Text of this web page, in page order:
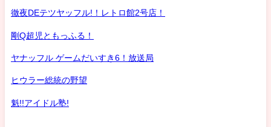
徹夜DEテツヤッフル!！レトロ館2号店！
剛Q超児ともっふる！
ヤナッフル ゲームだいすき6！放送局
ヒウラー総統の野望
魁!!アイドル塾!